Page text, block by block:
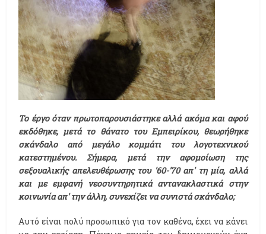
Το έργο όταν πρωτοπαρουσιάστηκε αλλά ακόμα και αφού
εκδόθηκε, μετά το θάνατο του Εμπειρίκου, θεωρήθηκε
σκάνδαλο από μεγάλο κομμάτι του λογοτεχνικού
κατεστημένου. Σήμερα, μετά την αφομοίωση της
σεξουαλικής απελευθέρωσης του '60-'70 απ' τη μία, αλλά
και με εμφανή νεοσυντηρητικά αντανακλαστικά στην
κοινωνία απ' την άλλη, συνεχίζει να συνιστά σκάνδαλο;
Αυτό είναι πολύ προσωπικό για τον καθένα, έχει να κάνει